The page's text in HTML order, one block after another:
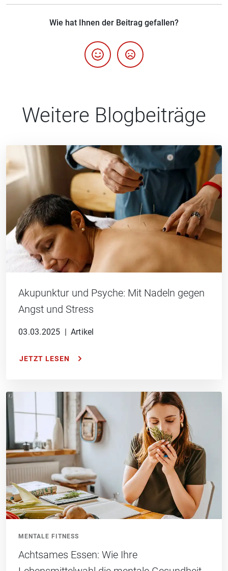
Wie hat Ihnen der Beitrag gefallen?
Weitere Blogbeiträge
Akupunktur und Psyche: Mit Nadeln gegen
Angst und Stress
03.03.2025 Artikel
JETZT LESEN
MENTALE FITNESS
Achtsames Essen: Wie Ihre